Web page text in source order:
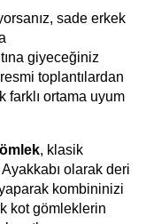
sade erkek
giyeceğiniz
toplantılardan
farklı ortama uyum
, klasik
olarak deri
kombininizi
kot gömleklerin